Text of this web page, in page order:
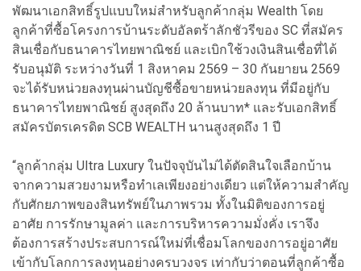
พัฒนาเอกสิทธิ์รูปแบบใหม่สำหรับลูกค้ากลุ่ม Wealth โดย
ลูกค้าที่ซื้อโครงการบ้านระดับอัลตร้าลักชัวรีของ SC ที่สมัคร
สินเชื่อกับธนาคารไทยพาณิชย์ และเบิกใช้วงเงินสินเชื่อที่ได้
รับอนุมัติ ระหว่างวันที่ 1 สิงหาคม 2569 – 30 กันยายน 2569
จะได้รับหน่วยลงทุนผ่านบัญชีซื้อขายหน่วยลงทุน ที่มีอยู่กับ
ธนาคารไทยพาณิชย์ สูงสุดถึง 20 ล้านบาท* และรับเอกสิทธิ์
สมัครบัตรเครดิต SCB WEALTH นานสูงสุดถึง 1 ปี
“ลูกค้ากลุ่ม Ultra Luxury ในปัจจุบันไม่ได้ตัดสินใจเลือกบ้าน
จากความสวยงามหรือทำเลเพียงอย่างเดียว แต่ให้ความสำคัญ
กับศักยภาพของสินทรัพย์ในภาพรวม ทั้งในมิติของการอยู่
อาศัย การรักษามูลค่า และการบริหารความมั่งคั่ง เราจึง
ต้องการสร้างประสบการณ์ใหม่ที่เชื่อมโลกของการอยู่อาศัย
เข้ากับโลกการลงทุนอย่างครบวงจร เท่ากับว่าตอนที่ลูกค้าซื้อ